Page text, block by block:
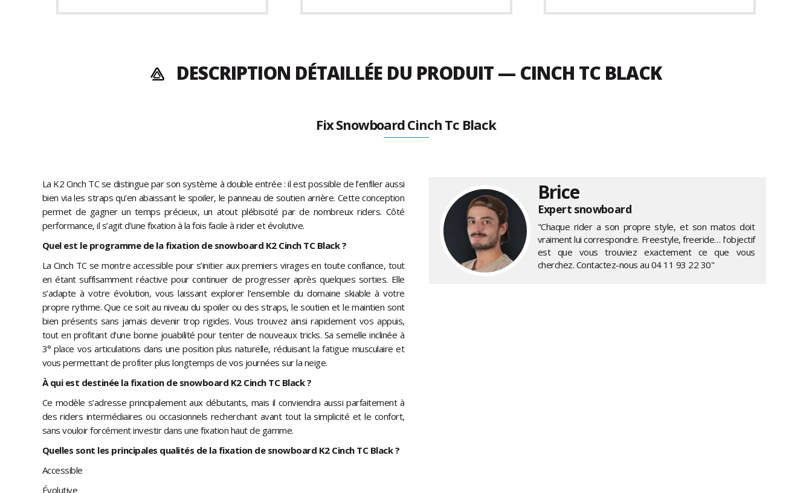
DESCRIPTION DÉTAILLÉE DU PRODUIT — CINCH TC BLACK
Fix Snowboard Cinch Tc Black
La K2 Cinch TC se distingue par son système à double entrée : il est possible de l’enfiler aussi
bien via les straps qu’en abaissant le spoiler, le panneau de soutien arrière. Cette conception
permet de gagner un temps précieux, un atout plébiscité par de nombreux riders. Côté
performance, il s’agit d’une fixation à la fois facile à rider et évolutive.
Quel est le programme de la fixation de snowboard K2 Cinch TC Black ?
La Cinch TC se montre accessible pour s’initier aux premiers virages en toute confiance, tout
en étant suffisamment réactive pour continuer de progresser après quelques sorties. Elle
s’adapte à votre évolution, vous laissant explorer l’ensemble du domaine skiable à votre
propre rythme. Que ce soit au niveau du spoiler ou des straps, le soutien et le maintien sont
bien présents sans jamais devenir trop rigides. Vous trouvez ainsi rapidement vos appuis,
tout en profitant d’une bonne jouabilité pour tenter de nouveaux tricks. Sa semelle inclinée à
3° place vos articulations dans une position plus naturelle, réduisant la fatigue musculaire et
vous permettant de profiter plus longtemps de vos journées sur la neige.
À qui est destinée la fixation de snowboard K2 Cinch TC Black ?
Ce modèle s’adresse principalement aux débutants, mais il conviendra aussi parfaitement à
des riders intermédiaires ou occasionnels recherchant avant tout la simplicité et le confort,
sans vouloir forcément investir dans une fixation haut de gamme.
Quelles sont les principales qualités de la fixation de snowboard K2 Cinch TC Black ?
Accessible
Évolutive
Brice
Expert snowboard
"Chaque rider a son propre style, et son matos doit
vraiment lui correspondre. Freestyle, freeride… l’objectif
est que vous trouviez exactement ce que vous
cherchez. Contactez-nous au 04 11 93 22 30"